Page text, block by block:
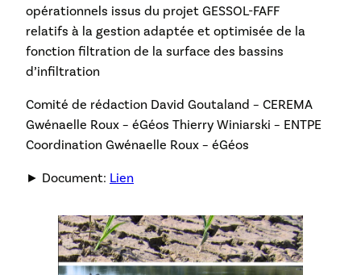
opérationnels issus du projet GESSOL-FAFF
relatifs à la gestion adaptée et optimisée de la
fonction filtration de la surface des bassins
d’infiltration
Comité de rédaction David Goutaland – CEREMA
Gwénaelle Roux – éGéos Thierry Winiarski – ENTPE
Coordination Gwénaelle Roux – éGéos
► Document: Lien